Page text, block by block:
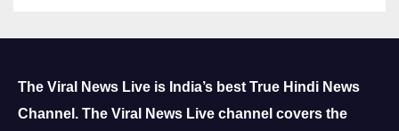
The Viral News Live is India’s best True Hindi News
Channel. The Viral News Live channel covers the